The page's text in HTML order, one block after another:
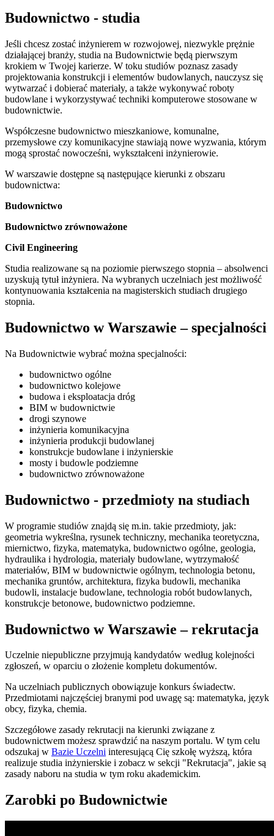
Budownictwo - studia
Jeśli chcesz zostać inżynierem w rozwojowej, niezwykle prężnie
działającej branży, studia na Budownictwie będą pierwszym
krokiem w Twojej karierze. W toku studiów poznasz zasady
projektowania konstrukcji i elementów budowlanych, nauczysz się
wytwarzać i dobierać materiały, a także wykonywać roboty
budowlane i wykorzystywać techniki komputerowe stosowane w
budownictwie.
Współczesne budownictwo mieszkaniowe, komunalne,
przemysłowe czy komunikacyjne stawiają nowe wyzwania, którym
mogą sprostać nowocześni, wykształceni inżynierowie.
W warszawie dostępne są następujące kierunki z obszaru
budownictwa:
Budownictwo
Budownictwo zrównoważone
Civil Engineering
Studia realizowane są na poziomie pierwszego stopnia – absolwenci
uzyskują tytuł inżyniera. Na wybranych uczelniach jest możliwość
kontynuowania kształcenia na magisterskich studiach drugiego
stopnia.
Budownictwo w Warszawie – specjalności
Na Budownictwie wybrać można specjalności:
budownictwo ogólne
budownictwo kolejowe
budowa i eksploatacja dróg
BIM w budownictwie
drogi szynowe
inżynieria komunikacyjna
inżynieria produkcji budowlanej
konstrukcje budowlane i inżynierskie
mosty i budowle podziemne
budownictwo zrównoważone
Budownictwo - przedmioty na studiach
W programie studiów znajdą się m.in. takie przedmioty, jak:
geometria wykreślna, rysunek techniczny, mechanika teoretyczna,
miernictwo, fizyka, matematyka, budownictwo ogólne, geologia,
hydraulika i hydrologia, materiały budowlane, wytrzymałość
materiałów, BIM w budownictwie ogólnym, technologia betonu,
mechanika gruntów, architektura, fizyka budowli, mechanika
budowli, instalacje budowlane, technologia robót budowlanych,
konstrukcje betonowe, budownictwo podziemne.
Budownictwo w Warszawie – rekrutacja
Uczelnie niepubliczne przyjmują kandydatów według kolejności
zgłoszeń, w oparciu o złożenie kompletu dokumentów.
Na uczelniach publicznych obowiązuje konkurs świadectw.
Przedmiotami najczęściej branymi pod uwagę są: matematyka, język
obcy, fizyka, chemia.
Szczegółowe zasady rekrutacji na kierunki związane z
budownictwem możesz sprawdzić na naszym portalu. W tym celu
odszukaj w Bazie Uczelni interesującą Cię szkołę wyższą, która
realizuje studia inżynierskie i zobacz w sekcji "Rekrutacja", jakie są
zasady naboru na studia w tym roku akademickim.
Zarobki po Budownictwie